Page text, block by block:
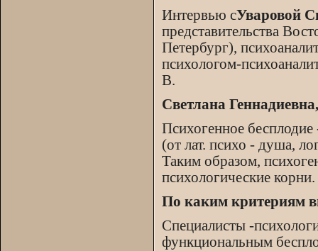
Интервью сУваровой
представительства
Петербург),
психологом-
В.
Светлана
Психогенное
(от лат. психо - душа,
Таким образом,
психологические корни.
По каким критериям
Специалисты -
функциональным